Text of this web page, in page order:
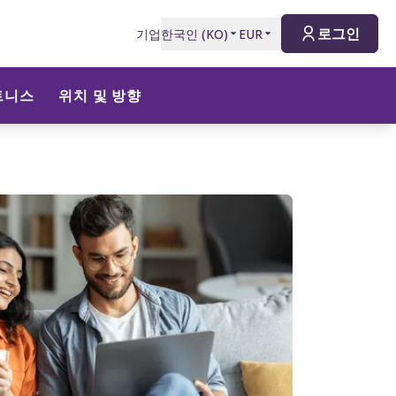
기업한국인 (KO) EUR 로그인
니스 위치 및 방향